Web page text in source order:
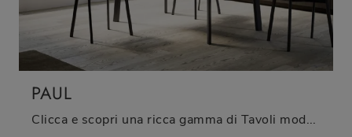
PAUL
Clicca e scopri una ricca gamma di Tavoli moderni allungabili da cucina! Il modello Paul di Arredo3 ti sta aspettando.